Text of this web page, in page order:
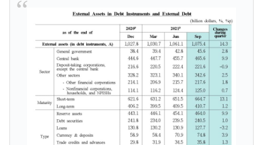
韓国･李在明「青年層の雇用状況が悪い。せ
や、若者に起業させよう」⇒ どんな雇用対策だソレ。
『Money1』
【韓国の外貨準備】2026年07月は4,279億ド
ル。外平債の発行「19.4億ドル」
『Money1』
韓国「ここは北朝鮮なのか。選管がサーバ
ーにウソのデータを入力したのは明白だ」
『Money1』
韓国･李在明さっそく不動産対策で浅薄な発